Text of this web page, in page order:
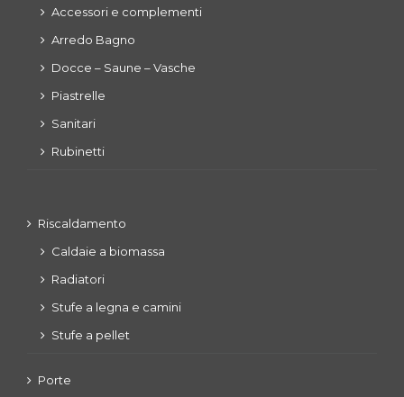
Accessori e complementi
Arredo Bagno
Docce – Saune – Vasche
Piastrelle
Sanitari
Rubinetti
Riscaldamento
Caldaie a biomassa
Radiatori
Stufe a legna e camini
Stufe a pellet
Porte